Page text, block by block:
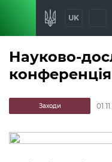
UK
Науково-
конференція
Заходи